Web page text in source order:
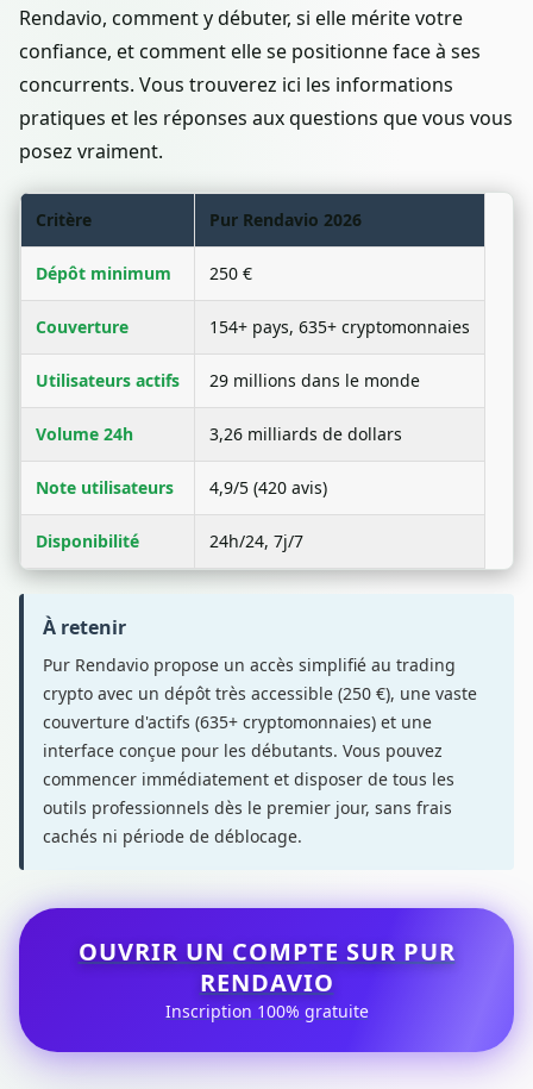
Rendavio, comment y débuter, si elle mérite votre
confiance, et comment elle se positionne face à ses
concurrents. Vous trouverez ici les informations
pratiques et les réponses aux questions que vous vous
posez vraiment.
Critère Pur Rendavio 2026
Dépôt minimum 250 €
Couverture 154+ pays, 635+ cryptomonnaies
Utilisateurs actifs 29 millions dans le monde
Volume 24h 3,26 milliards de dollars
Note utilisateurs 4,9/5 (420 avis)
Disponibilité 24h/24, 7j/7
À retenir
Pur Rendavio propose un accès simplifié au trading
crypto avec un dépôt très accessible (250 €), une vaste
couverture d'actifs (635+ cryptomonnaies) et une
interface conçue pour les débutants. Vous pouvez
commencer immédiatement et disposer de tous les
outils professionnels dès le premier jour, sans frais
cachés ni période de déblocage.
OUVRIR UN COMPTE SUR PUR
RENDAVIO
Inscription 100% gratuite